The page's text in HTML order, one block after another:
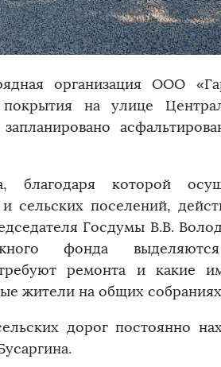
организация ООО
на улице
благодаря которой
сельских поселений,
Госдумы В.В.
фонда выделяются
ремонта и какие
жители на общих
дорог постоянно